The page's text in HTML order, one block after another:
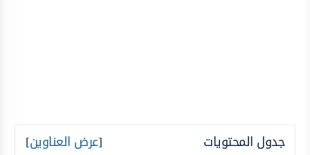
جدول المحتويات [عرض العناوين]